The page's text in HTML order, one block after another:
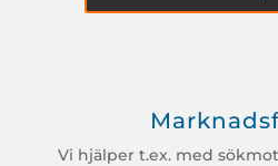
Vi hjälper t.ex. med